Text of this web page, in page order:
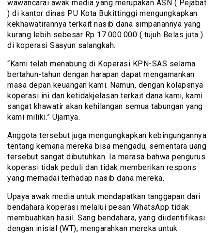
wawancarai awak media yang merupakan ASN ( Pejabat
) di kantor dinas PU Kota Bukittinggi mengungkapkan
kekhawatirannya terkait nasib dana simpanannya yang
kurang lebih sebesar Rp 17.000.000 ( tujuh Belas juta )
di koperasi Saayun salangkah.
“Kami telah menabung di Koperasi KPN-SAS selama
bertahun-tahun dengan harapan dapat mengamankan
masa depan keuangan kami. Namun, dengan kolapsnya
koperasi ini dan ketidakjelasan terkait dana kami, kami
sangat khawatir akan kehilangan semua tabungan yang
kami miliki.” Ujarnya.
Anggota tersebut juga mengungkapkan kebingungannya
tentang kemana mereka bisa mengadu, sementara uang
tersebut sangat dibutuhkan. Ia merasa bahwa pengurus
koperasi tidak peduli dan tidak memberikan respons
yang memadai terhadap nasib dana mereka.
Upaya awak media untuk mendapatkan tanggapan dari
bendahara koperasi melalui pesan WhatsApp tidak
membuahkan hasil. Sang bendahara, yang diidentifikasi
dengan inisial (WT), mengarahkan mereka untuk